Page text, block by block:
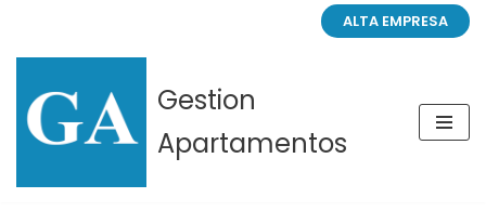
Saltar
contenido
ALTA EMPRESA
Gestion
Apartamentos